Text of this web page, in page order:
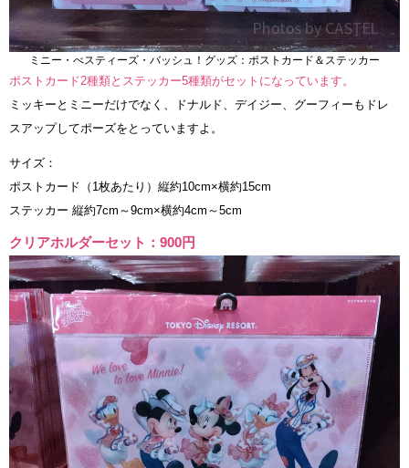
ミニー・べスティーズ・バッシュ！グッズ：ポストカード＆ステッカー
ポストカード2種類とステッカー5種類がセットになっています。
ミッキーとミニーだけでなく、ドナルド、デイジー、グーフィーもドレ
スアップしてポーズをとっていますよ。
サイズ：
ポストカード（1枚あたり）縦約10cm×横約15cm
ステッカー 縦約7cm～9cm×横約4cm～5cm
クリアホルダーセット：900円